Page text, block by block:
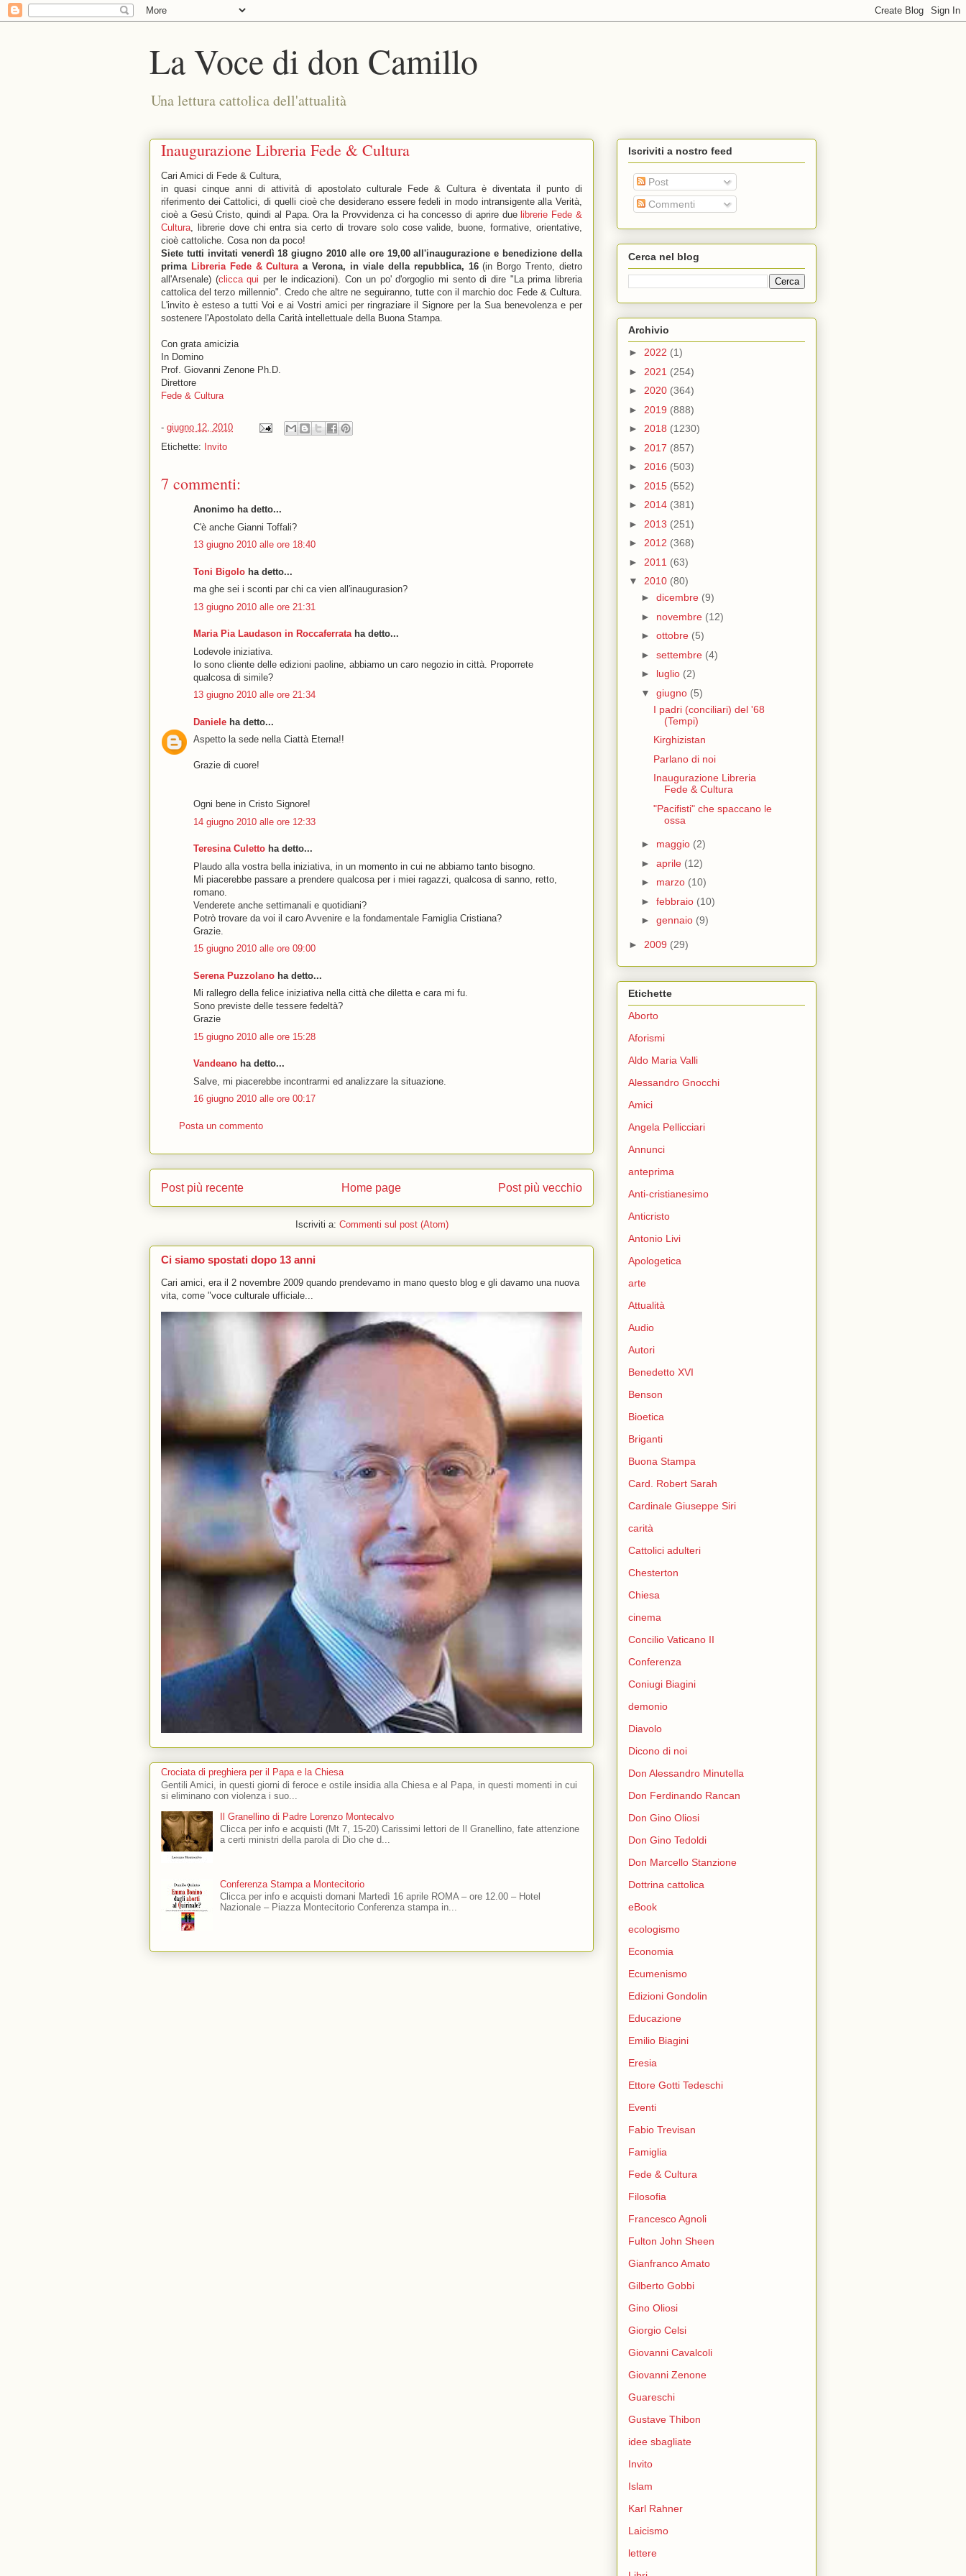
La Voce di don Camillo
Una lettura cattolica dell'attualità
Inaugurazione Libreria Fede & Cultura
Cari Amici di Fede & Cultura,
in quasi cinque anni di attività di apostolato culturale Fede & Cultura è diventata il punto di
riferimento dei Cattolici, di quelli cioè che desiderano essere fedeli in modo intransigente alla Verità,
cioè a Gesù Cristo, quindi al Papa. Ora la Provvidenza ci ha concesso di aprire due librerie Fede &
Cultura, librerie dove chi entra sia certo di trovare solo cose valide, buone, formative, orientative,
cioè cattoliche. Cosa non da poco!
Siete tutti invitati venerdì 18 giugno 2010 alle ore 19,00 all'inaugurazione e benedizione della
prima Libreria Fede & Culturaa Verona, in viale della repubblica, 16(in Borgo Trento, dietro
all'Arsenale) (clicca qui per le indicazioni). Con un po' d'orgoglio mi sento di dire "La prima libreria
cattolica del terzo millennio". Credo che altre ne seguiranno, tutte con il marchio doc Fede & Cultura.
L'invito è esteso a tutti Voi e ai Vostri amici per ringraziare il Signore per la Sua benevolenza e per
sostenere l'Apostolato della Carità intellettuale della Buona Stampa.
Con grata amicizia
In Domino
Prof. Giovanni Zenone Ph.D.
Direttore
Fede & Cultura
- giugno 12, 2010
Etichette: Invito
7 commenti:
Anonimo ha detto...
C'è anche Gianni Toffali?
13 giugno 2010 alle ore 18:40
Toni Bigolo ha detto...
ma ghe sei i sconti par chi ca vien all'inaugurasion?
13 giugno 2010 alle ore 21:31
Maria Pia Laudason in Roccaferrataha detto...
Lodevole iniziativa.
Io sono cliente delle edizioni paoline, abbiamo un caro negozio in città. Proporrete
qualcosa di simile?
13 giugno 2010 alle ore 21:34
Daniele ha detto...
Aspetto la sede nella Ciattà Eterna!!
Grazie di cuore!
Ogni bene in Cristo Signore!
14 giugno 2010 alle ore 12:33
Teresina Culetto ha detto...
Plaudo alla vostra bella iniziativa, in un momento in cui ne abbiamo tanto bisogno.
Mi piacerebbe passare a prendere qualcosa per i miei ragazzi, qualcosa di sanno, retto,
romano.
Venderete anche settimanali e quotidiani?
Potrò trovare da voi il caro Avvenire e la fondamentale Famiglia Cristiana?
Grazie.
15 giugno 2010 alle ore 09:00
Serena Puzzolano ha detto...
Mi rallegro della felice iniziativa nella città che diletta e cara mi fu.
Sono previste delle tessere fedeltà?
Grazie
15 giugno 2010 alle ore 15:28
Vandeano ha detto...
Salve, mi piacerebbe incontrarmi ed analizzare la situazione.
16 giugno 2010 alle ore 00:17
Posta un commento
Post più recente Post più vecchio
Home page
Iscriviti a: Commenti sul post (Atom)
Ci siamo spostati dopo 13 anni
Cari amici, era il 2 novembre 2009 quando prendevamo in mano questo blog e gli davamo una nuova
vita, come "voce culturale ufficiale...
Crociata di preghiera per il Papa e la Chiesa
Gentili Amici, in questi giorni di feroce e ostile insidia alla Chiesa e al Papa, in questi momenti in cui
si eliminano con violenza i suo...
Il Granellino di Padre Lorenzo Montecalvo
Clicca per info e acquisti (Mt 7, 15-20) Carissimi lettori de Il Granellino, fate attenzione
a certi ministri della parola di Dio che d...
Conferenza Stampa a Montecitorio
Clicca per info e acquisti domani Martedì 16 aprile ROMA – ore 12.00 – Hotel
Nazionale – Piazza Montecitorio Conferenza stampa in...
Iscriviti a nostro feed
Post
Commenti
Cerca nel blog
Archivio
► 2022 (1)
► 2021 (254)
► 2020 (364)
► 2019 (888)
► 2018 (1230)
► 2017 (857)
► 2016 (503)
► 2015 (552)
► 2014 (381)
► 2013 (251)
► 2012 (368)
► 2011 (63)
▼ 2010 (80)
► dicembre (9)
► novembre (12)
► ottobre (5)
► settembre (4)
► luglio (2)
▼ giugno (5)
I padri (conciliari) del '68
(Tempi)
Kirghizistan
Parlano di noi
Inaugurazione Libreria
Fede & Cultura
"Pacifisti" che spaccano le
ossa
► maggio (2)
► aprile (12)
► marzo (10)
► febbraio (10)
► gennaio (9)
► 2009 (29)
Etichette
Aborto
Aforismi
Aldo Maria Valli
Alessandro Gnocchi
Amici
Angela Pellicciari
Annunci
anteprima
Anti-cristianesimo
Anticristo
Antonio Livi
Apologetica
arte
Attualità
Audio
Autori
Benedetto XVI
Benson
Bioetica
Briganti
Buona Stampa
Card. Robert Sarah
Cardinale Giuseppe Siri
carità
Cattolici adulteri
Chesterton
Chiesa
cinema
Concilio Vaticano II
Conferenza
Coniugi Biagini
demonio
Diavolo
Dicono di noi
Don Alessandro Minutella
Don Ferdinando Rancan
Don Gino Oliosi
Don Gino Tedoldi
Don Marcello Stanzione
Dottrina cattolica
eBook
ecologismo
Economia
Ecumenismo
Edizioni Gondolin
Educazione
Emilio Biagini
Eresia
Ettore Gotti Tedeschi
Eventi
Fabio Trevisan
Famiglia
Fede & Cultura
Filosofia
Francesco Agnoli
Fulton John Sheen
Gianfranco Amato
Gilberto Gobbi
Gino Oliosi
Giorgio Celsi
Giovanni Cavalcoli
Giovanni Zenone
Guareschi
Gustave Thibon
idee sbagliate
Invito
Islam
Karl Rahner
Laicismo
lettere